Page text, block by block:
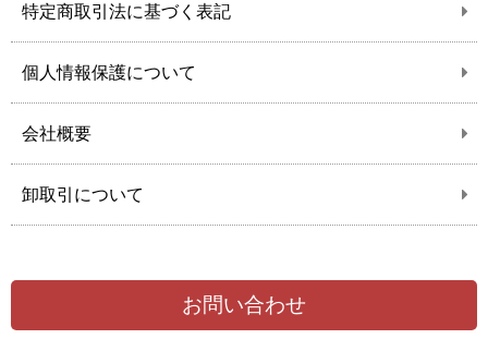
特定商取引法に基づく表記
個人情報保護について
会社概要
卸取引について
お問い合わせ